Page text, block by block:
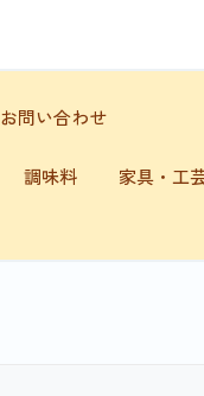
お問い合わせ
調味料 家具・工